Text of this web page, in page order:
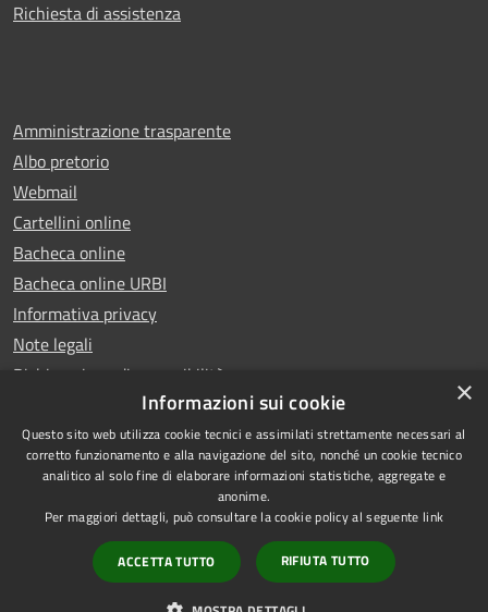
Richiesta di assistenza
Amministrazione trasparente
Albo pretorio
Webmail
Cartellini online
Bacheca online
Bacheca online URBI
Informativa privacy
Note legali
Dichiarazione di accessibilità
RSS
Accessibilità
Copyright © 2025 Comune di
Ariano Irpino
Powered byMunicipium
Accesso redazione
×
Informazioni sui cookie
Questo sito web utilizza cookie tecnici e assimilati strettamente necessari al
corretto funzionamento e alla navigazione del sito, nonché un cookie tecnico
analitico al solo fine di elaborare informazioni statistiche, aggregate e
anonime.
Per maggiori dettagli, può consultare la cookie policy al seguente link
ACCETTA TUTTO RIFIUTA TUTTO